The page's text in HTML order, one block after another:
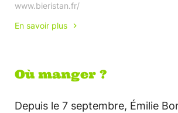
www.bieristan.fr/
En savoir plus
Où manger ?
Depuis le 7 septembre, Émilie